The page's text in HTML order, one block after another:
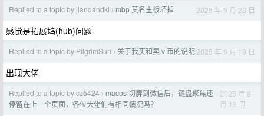
Replied to a topic by jiandandkl › mbp 莫名主板坏掉 2025 年 9 月 28 日
感觉是拓展坞(hub)问题
Replied to a topic by PilgrimSun › 关于我买和卖 v 币的说明 2025 年 9 月 19 日
出现大佬
Replied to a topic by cz5424 › macos 切屏到微信后，键盘聚焦还
停留在上一个页面，各位大佬们有相同情况吗？
2025 年 8
月 19 日